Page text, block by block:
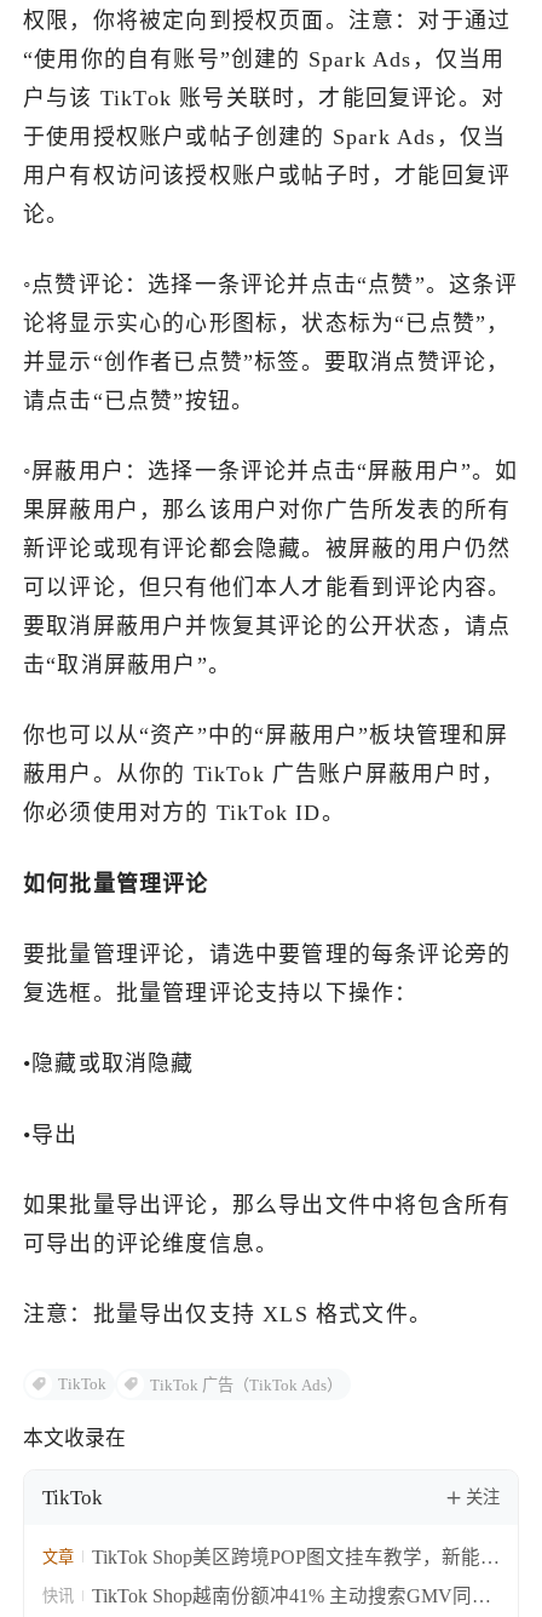
权限，你将被定向到授权页面。注意：对于通过
“使用你的自有账号”创建的 Spark Ads，仅当用
户与该 TikTok 账号关联时，才能回复评论。对
于使用授权账户或帖子创建的 Spark Ads，仅当
用户有权访问该授权账户或帖子时，才能回复评
论。
◦点赞评论：选择一条评论并点击“点赞”。这条评
论将显示实心的心形图标，状态标为“已点赞”，
并显示“创作者已点赞”标签。要取消点赞评论，
请点击“已点赞”按钮。
◦屏蔽用户：选择一条评论并点击“屏蔽用户”。如
果屏蔽用户，那么该用户对你广告所发表的所有
新评论或现有评论都会隐藏。被屏蔽的用户仍然
可以评论，但只有他们本人才能看到评论内容。
要取消屏蔽用户并恢复其评论的公开状态，请点
击“取消屏蔽用户”。
你也可以从“资产”中的“屏蔽用户”板块管理和屏
蔽用户。从你的 TikTok 广告账户屏蔽用户时，
你必须使用对方的 TikTok ID。
如何批量管理评论
要批量管理评论，请选中要管理的每条评论旁的
复选框。批量管理评论支持以下操作：
•隐藏或取消隐藏
•导出
如果批量导出评论，那么导出文件中将包含所有
可导出的评论维度信息。
注意：批量导出仅支持 XLS 格式文件。
TikTok TikTok 广告（TikTok Ads）
本文收录在
TikTok 关注
文章
TikTok Shop美区跨境POP图文挂车教学，新能力
覆盖选品发布全链路
快讯
TikTok Shop越南份额冲41% 主动搜索GMV同比